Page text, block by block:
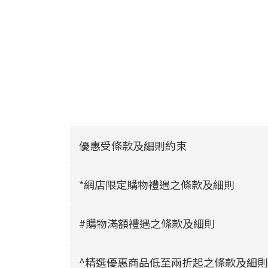
優惠受條款及細則約束
*網店限定購物禮遇之條款及細則
#購物滿額禮遇之條款及細則
^精選優惠商品低至兩折起之條款及細則